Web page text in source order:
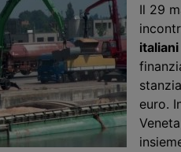
Il 29
f
euro.